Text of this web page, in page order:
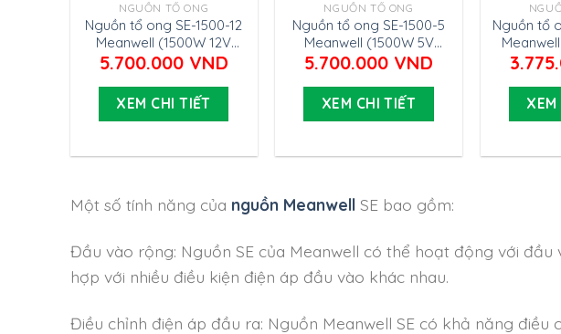
NGUỒN TỔ ONG
Nguồn tổ ong SE-1500-12
Meanwell (1500W 12V
125A)
5.700.000 VND
XEM CHI TIẾT
NGUỒN TỔ ONG
Nguồn tổ ong SE-1500-5
Meanwell (1500W 5V
300A)
5.700.000 VND
XEM CHI TIẾT
Nguồn tổ
XEM
Một số tính năng của nguồn Meanwell SE bao gồm:
Đầu vào rộng: Nguồn SE của Meanwell có thể hoạt động với đầu
hợp với nhiều điều kiện điện áp đầu vào khác nhau.
Điều chỉnh điện áp đầu ra: Nguồn Meanwell SE có khả năng